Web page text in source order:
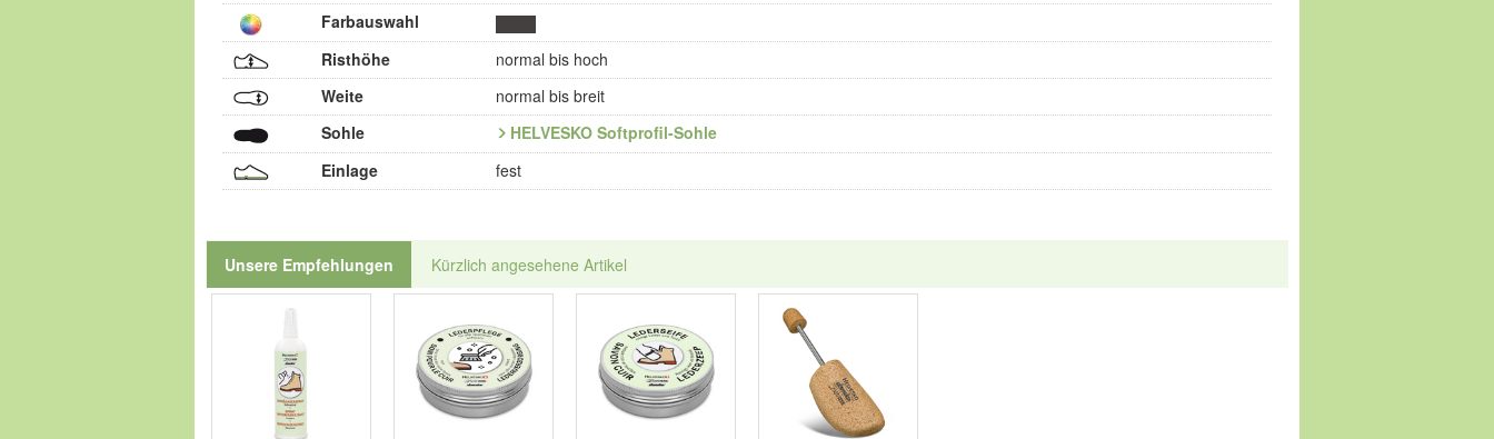
Farbauswahl
Risthöhe
normal bis hoch
Weite
normal bis breit
Sohle
HELVESKO Softprofil-Sohle
Einlage
fest
Unsere Empfehlungen Kürzlich angesehene Artikel